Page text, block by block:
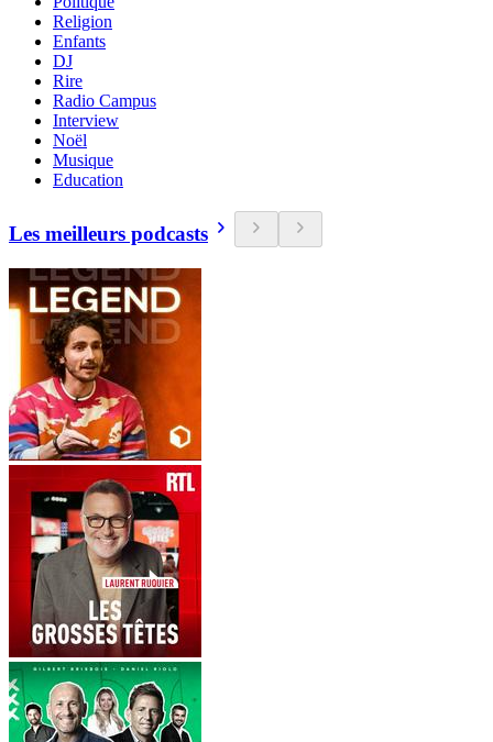
Religion
Enfants
DJ
Rire
Radio Campus
Interview
Noël
Musique
Education
Les meilleurs podcasts